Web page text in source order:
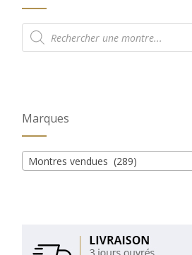
Recherche
de
produits
Marques
Montres vendues (289)